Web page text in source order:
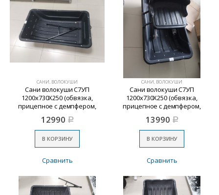
САНИ, ВОЛОКУШИ
Сани волокуши С7УП
1200х730Х250 (обвязка,
прицепное с демпфером,
пластиковые накладки)с
Отбойником
12990 Р
В КОРЗИНУ
Сравнить
САНИ, ВОЛОКУШИ
Сани волокуши С7УП
1200х730Х250 (обвязка,
прицепное с демпфером,
пластиковые накладки)с
Сиденьем
13990 Р
В КОРЗИНУ
Сравнить